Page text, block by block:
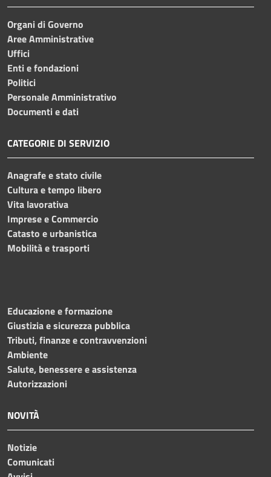
Organi di Governo
Aree Amministrative
Uffici
Enti e fondazioni
Politici
Personale Amministrativo
Documenti e dati
CATEGORIE DI SERVIZIO
Anagrafe e stato civile
Cultura e tempo libero
Vita lavorativa
Imprese e Commercio
Catasto e urbanistica
Mobilità e trasporti
Educazione e formazione
Giustizia e sicurezza pubblica
Tributi, finanze e contravvenzioni
Ambiente
Salute, benessere e assistenza
Autorizzazioni
NOVITÀ
Notizie
Comunicati